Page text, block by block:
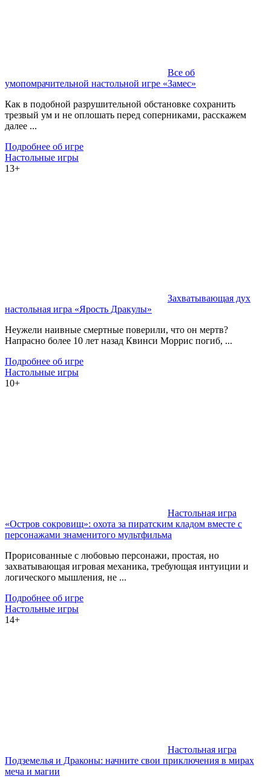
Все об
умопомрачительной настольной игре «Замес»
Как в подобной разрушительной обстановке сохранить
трезвый ум и не оплошать перед соперниками, расскажем
далее ...
Подробнее об игре
Настольные игры
13+
Захватывающая дух
настольная игра «Ярость Дракулы»
Неужели наивные смертные поверили, что он мертв?
Напрасно более 10 лет назад Квинси Моррис погиб, ...
Подробнее об игре
Настольные игры
10+
Настольная игра
«Остров сокровищ»: охота за пиратским кладом вместе с
персонажами знаменитого мультфильма
Прорисованные с любовью персонажи, простая, но
захватывающая игровая механика, требующая интуиции и
логического мышления, не ...
Подробнее об игре
Настольные игры
14+
Настольная игра
Подземелья и Драконы: начните свои приключения в мирах
меча и магии